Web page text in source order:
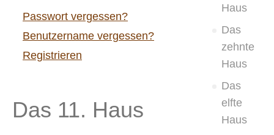
Haus
Das
zehnte
Haus
Das
elfte
Haus
Passwort vergessen?
Benutzername vergessen?
Registrieren
Das 11. Haus